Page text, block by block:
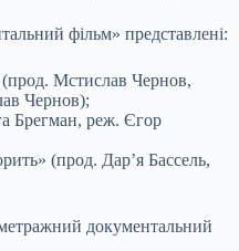
фільм» представлені:
(прод. Мстислав Чернов,
Чернов);
Брегман, реж. Єгор
(прод. Дарʼя Бассель,
документальний